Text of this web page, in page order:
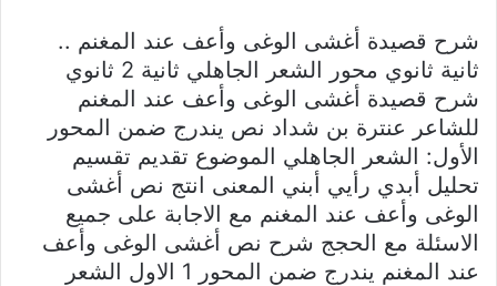
شرح قصيدة أغشى الوغى وأعف عند المغنم ..
ثانية ثانوي محور الشعر الجاهلي ثانية 2 ثانوي
شرح قصيدة أغشى الوغى وأعف عند المغنم
للشاعر عنترة بن شداد نص يندرج ضمن المحور
الأول: الشعر الجاهلي الموضوع تقديم تقسيم
تحليل أبدي رأيي أبني المعنى انتج نص أغشى
الوغى وأعف عند المغنم مع الاجابة على جميع
الاسئلة مع الحجج شرح نص أغشى الوغى وأعف
عند المغنم يندرج ضمن المحور 1 الاول الشعر